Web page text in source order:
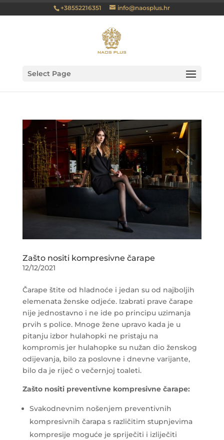
+38552216351 info@naosplus.hr
Select Page
Zašto nositi kompresivne čarape
12/12/2021
Čarape štite od hladnoće i jedan su od najboljih
elemenata ženske odjeće. Izabrati prave čarape
nije jednostavno i ne ide po principu uzimanja
prvih s police. Mnoge žene upravo kada je u
pitanju izbor hulahopki ne pristaju na
kompromis jer hulahopke su nužan dio ženskog
odijevanja, bilo za poslovne i dnevne varijante,
bilo da je riječ o večernjoj toaleti.
Zašto nositi preventivne kompresivne čarape:
Svakodnevnim nošenjem preventivnih
kompresivnih čarapa s različitim stupnjevima
kompresije moguće je spriječiti i izliječiti